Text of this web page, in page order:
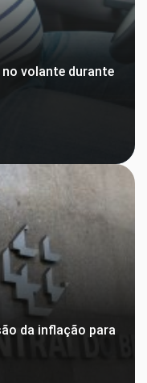
volante durante
da inflação para